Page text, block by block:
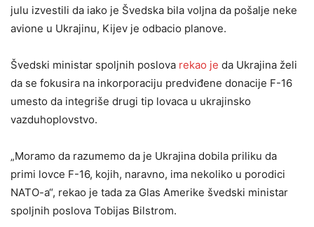
julu izvestili da iako je Švedska bila voljna da pošalje neke
avione u Ukrajinu, Kijev je odbacio planove.
Švedski ministar spoljnih poslova rekao je da Ukrajina želi
da se fokusira na inkorporaciju predviđene donacije F-16
umesto da integriše drugi tip lovaca u ukrajinsko
vazduhoplovstvo.
„Moramo da razumemo da je Ukrajina dobila priliku da
primi lovce F-16, kojih, naravno, ima nekoliko u porodici
NATO-a“, rekao je tada za Glas Amerike švedski ministar
spoljnih poslova Tobijas Bilstrom.